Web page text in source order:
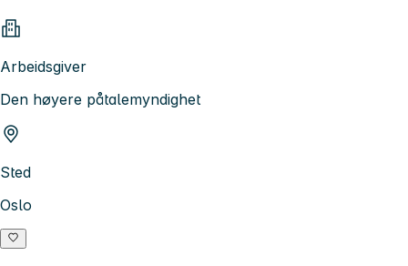
Arbeidsgiver
Den høyere påtalemyndighet
Sted
Oslo